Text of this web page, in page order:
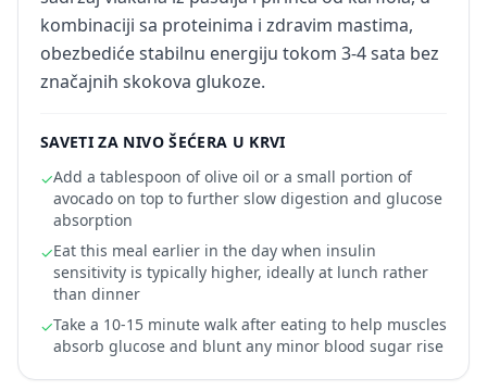
kombinaciji sa proteinima i zdravim mastima,
obezbediće stabilnu energiju tokom 3-4 sata bez
značajnih skokova glukoze.
SAVETI ZA NIVO ŠEĆERA U KRVI
✓Add a tablespoon of olive oil or a small portion of
avocado on top to further slow digestion and glucose
absorption
✓Eat this meal earlier in the day when insulin
sensitivity is typically higher, ideally at lunch rather
than dinner
✓Take a 10-15 minute walk after eating to help muscles
absorb glucose and blunt any minor blood sugar rise